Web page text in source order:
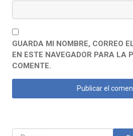
GUARDA MI NOMBRE, CORREO
EN ESTE NAVEGADOR PARA LA
COMENTE.
Buscar: